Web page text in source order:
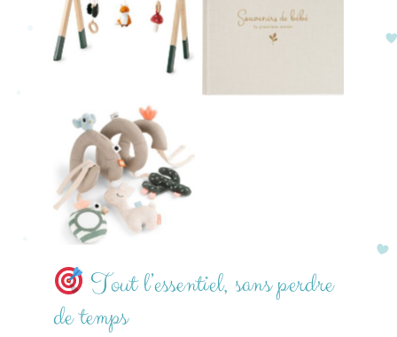
Arche d’éveil en
bois Forêt
de bébé
Première année
Spirale
d’activités Lalee
Sable
Tout l’essentiel, sans perdre
de temps